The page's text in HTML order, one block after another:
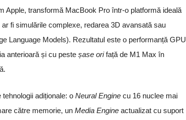
transformă MacBook Pro într-o platformă ideală
fi simulările complexe, redarea 3D avansată sau
Language Models). Rezultatul este o performanță GPU
anterioară și cu peste șase orifață de M1 Max în
adiționale: o Neural Enginecu 16 nuclee mai
către memorie, un Media Engineactualizat cu suport